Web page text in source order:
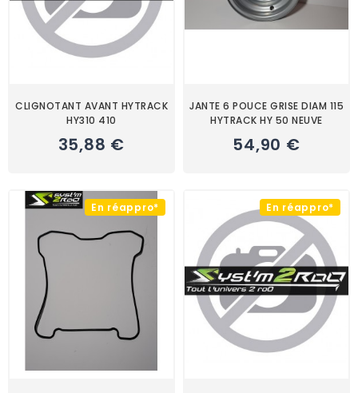
CLIGNOTANT AVANT HYTRACK
HY310 410
35,88 €
JANTE 6 POUCE GRISE DIAM 115
HYTRACK HY 50 NEUVE
54,90 €
En réappro* En réappro*